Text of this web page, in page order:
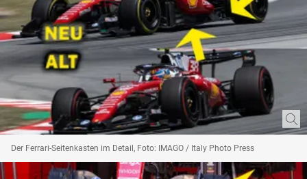
Der Ferrari-Seitenkasten im Detail, Foto: IMAGO / Italy Photo Press